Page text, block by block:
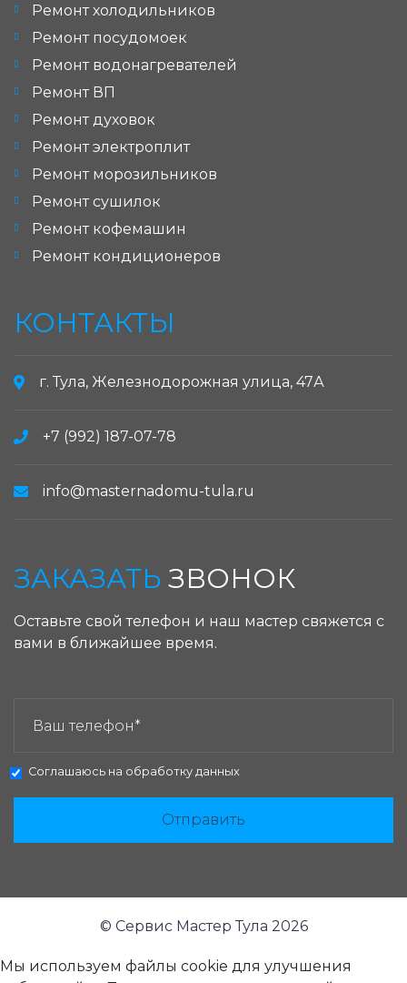
Ремонт холодильников
Ремонт посудомоек
Ремонт водонагревателей
Ремонт ВП
Ремонт духовок
Ремонт электроплит
Ремонт морозильников
Ремонт сушилок
Ремонт кофемашин
Ремонт кондиционеров
КОНТАКТЫ
г. Тула, Железнодорожная улица, 47А
+7 (992) 187-07-78
info@masternadomu-tula.ru
ЗАКАЗАТЬ ЗВОНОК
Оставьте свой телефон и наш мастер свяжется с
вами в ближайшее время.
Соглашаюсь на обработку данных
Отправить
© Сервис Мастер Тула 2026
Мы используем файлы cookie для улучшения